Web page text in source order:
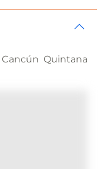
Quintana